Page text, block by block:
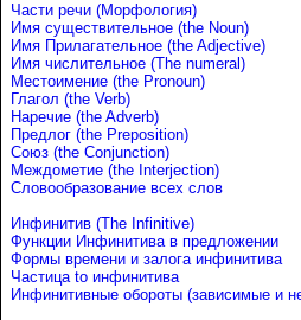
Части речи (Морфология)
Имя существительное (the Noun)
Имя Прилагательное (the Adjective)
Имя числительное (The numeral)
Местоимение (the Pronoun)
Глагол (the Verb)
Наречие (the Adverb)
Предлог (the Preposition)
Союз (the Conjunction)
Междометие (the Interjection)
Словообразование всех слов
Инфинитив (The Infinitive)
Функции Инфинитива в предложении
Формы времени и залога инфинитива
Частица to инфинитива
Инфинитивные обороты (зависимые и